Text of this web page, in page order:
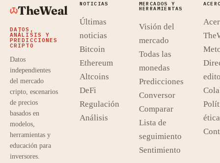
TheWeal
DATOS,
ANÁLISIS Y
PREDICCIONES
CRIPTO
Datos
independientes
del mercado
cripto, escenarios
de precios
basados en
modelos,
herramientas y
educación para
inversores.
NOTICIAS
Últimas
noticias
Bitcoin
Ethereum
Altcoins
DeFi
Regulación
Análisis
MERCADOS Y
HERRAMIENTAS
Visión del
mercado
Todas las
monedas
Predicciones
Conversor
Comparar
Lista de
seguimiento
Sentimiento
ética